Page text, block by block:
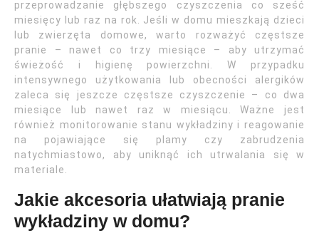
przeprowadzanie głębszego czyszczenia co sześć
miesięcy lub raz na rok. Jeśli w domu mieszkają dzieci
lub zwierzęta domowe, warto rozważyć częstsze
pranie – nawet co trzy miesiące – aby utrzymać
świeżość i higienę powierzchni. W przypadku
intensywnego użytkowania lub obecności alergików
zaleca się jeszcze częstsze czyszczenie – co dwa
miesiące lub nawet raz w miesiącu. Ważne jest
również monitorowanie stanu wykładziny i reagowanie
na pojawiające się plamy czy zabrudzenia
natychmiastowo, aby uniknąć ich utrwalania się w
materiale.
Jakie akcesoria ułatwiają pranie
wykładziny w domu?